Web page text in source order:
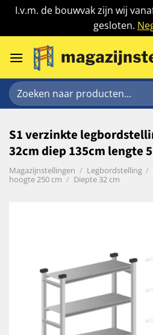
I.v.m. de bouwvak zijn wij
gesloten.
naar
Zoeken
naar:
S1 verzinkte
32cm diep 135cm lengte
Magazijnstellingen / Legbordstelling /
hoogte 250 cm / Diepte 32 cm